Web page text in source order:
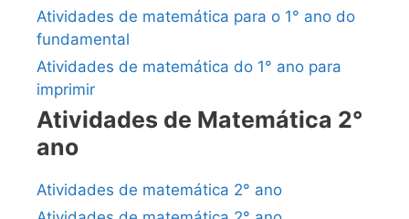
Atividades de matemática para o 1° ano do
fundamental
Atividades de matemática do 1° ano para
imprimir
Atividades de Matemática 2°
ano
Atividades de matemática 2° ano